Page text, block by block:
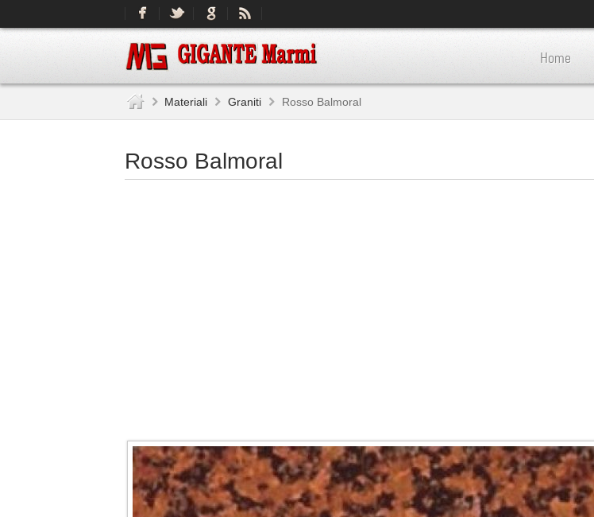
Home
Materiali Graniti Rosso Balmoral
Rosso Balmoral